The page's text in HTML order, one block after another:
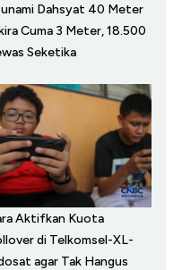
Dahsyat 40 Meter
Cuma 3 Meter, 18.500
Seketika
Aktifkan Kuota
di Telkomsel-XL-
agar Tak Hangus